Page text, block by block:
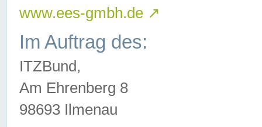
www.ees-gmbh.de ↗
Im Auftrag des:
ITZBund,
Am Ehrenberg 8
98693 Ilmenau